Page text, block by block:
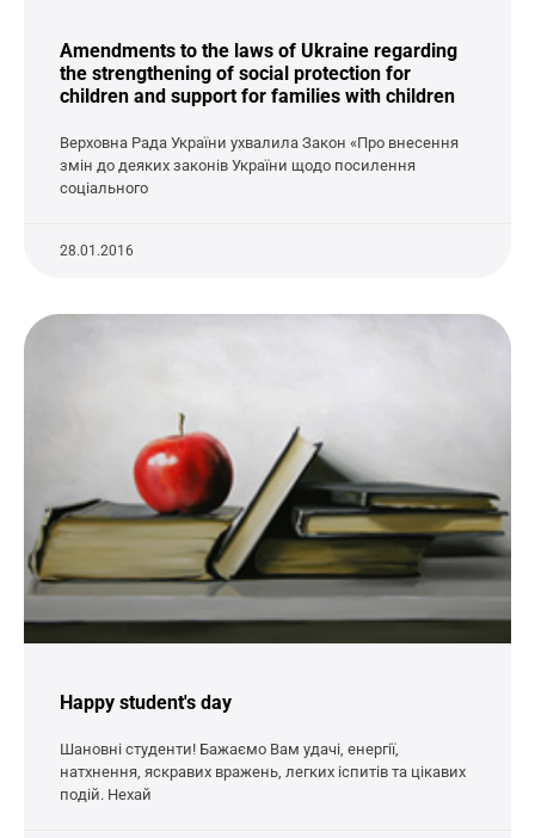
Amendments to the laws of Ukraine regarding
the strengthening of social protection for
children and support for families with children
Верховна Рада України ухвалила Закон «Про внесення
змін до деяких законів України щодо посилення
соціального
28.01.2016
Happy student's day
Шановні студенти! Бажаємо Вам удачі, енергії,
натхнення, яскравих вражень, легких іспитів та цікавих
подій. Нехай